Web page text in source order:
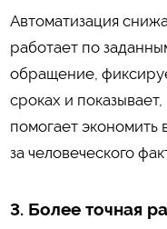
Автоматизация
работает по
обращение,
сроках и
помогает экономить
за человеческого
3. Более точная